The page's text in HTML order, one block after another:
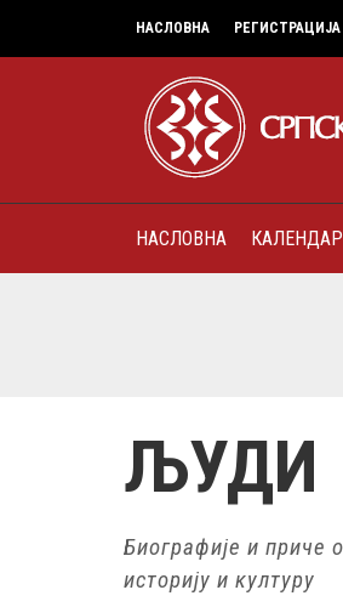
НАСЛОВНА РЕГИСТРАЦИЈА
НАСЛОВНА
ЉУДИ
Биографије и приче
историју и културу